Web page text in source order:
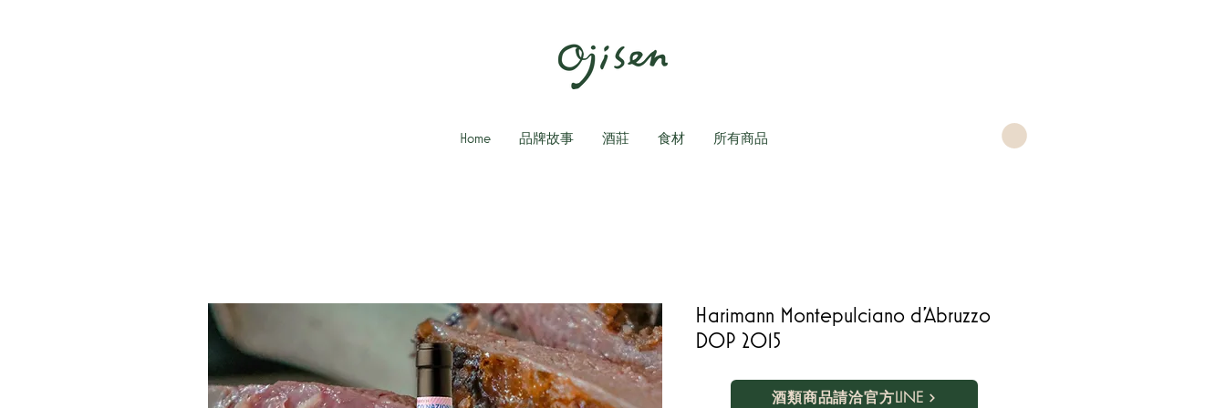
Home 品牌故事 酒莊 食材 所有商品
Harimann Montepulciano d'Abruzzo
DOP 2015
酒類商品請洽官方LINE